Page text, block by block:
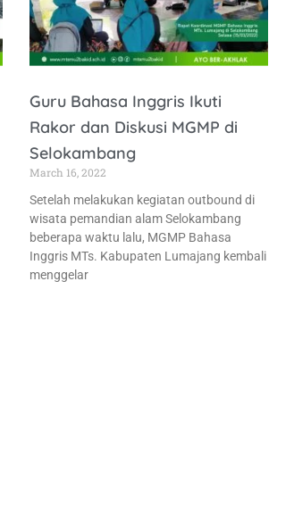
Guru Bahasa Inggris Ikuti
Rakor dan Diskusi MGMP di
Selokambang
March 16, 2022
Setelah melakukan kegiatan outbound di
wisata pemandian alam Selokambang
beberapa waktu lalu, MGMP Bahasa
Inggris MTs. Kabupaten Lumajang kembali
menggelar